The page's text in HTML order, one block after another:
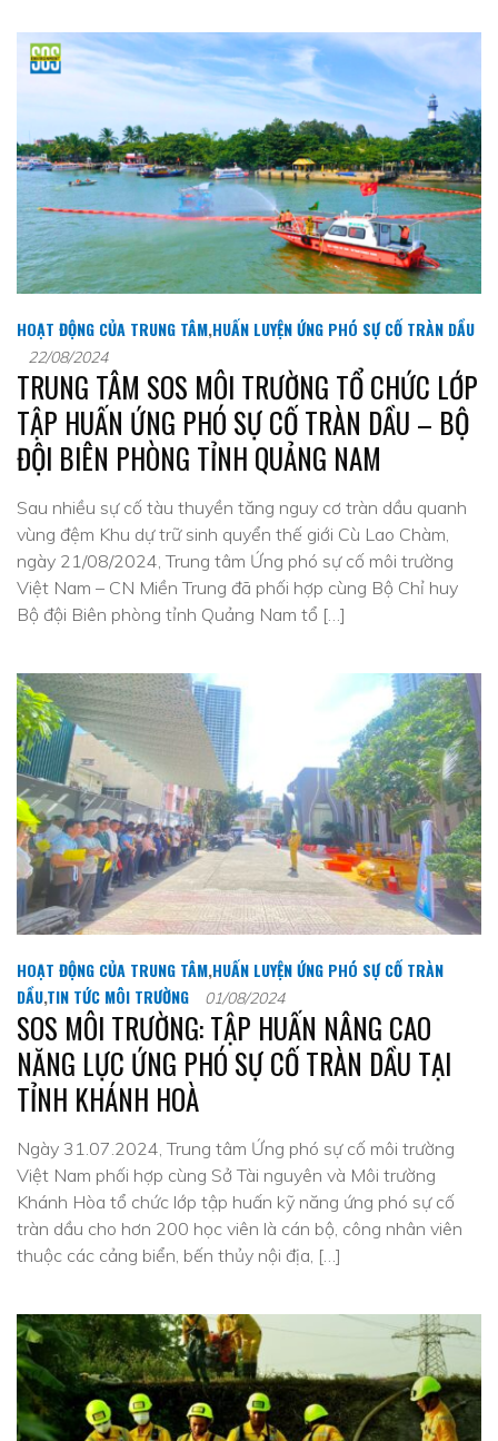
HOẠT ĐỘNG CỦA TRUNG TÂM,HUẤN LUYỆN ỨNG PHÓ SỰ CỐ TRÀN DẦU
22/08/2024
TRUNG TÂM SOS MÔI TRƯỜNG TỔ CHỨC LỚP
TẬP HUẤN ỨNG PHÓ SỰ CỐ TRÀN DẦU – BỘ
ĐỘI BIÊN PHÒNG TỈNH QUẢNG NAM
Sau nhiều sự cố tàu thuyền tăng nguy cơ tràn dầu quanh
vùng đệm Khu dự trữ sinh quyển thế giới Cù Lao Chàm,
ngày 21/08/2024, Trung tâm Ứng phó sự cố môi trường
Việt Nam – CN Miền Trung đã phối hợp cùng Bộ Chỉ huy
Bộ đội Biên phòng tỉnh Quảng Nam tổ […]
HOẠT ĐỘNG CỦA TRUNG TÂM,HUẤN LUYỆN ỨNG PHÓ SỰ CỐ TRÀN
DẦU,TIN TỨC MÔI TRƯỜNG 01/08/2024
SOS MÔI TRƯỜNG: TẬP HUẤN NÂNG CAO
NĂNG LỰC ỨNG PHÓ SỰ CỐ TRÀN DẦU TẠI
TỈNH KHÁNH HOÀ
Ngày 31.07.2024, Trung tâm Ứng phó sự cố môi trường
Việt Nam phối hợp cùng Sở Tài nguyên và Môi trường
Khánh Hòa tổ chức lớp tập huấn kỹ năng ứng phó sự cố
tràn dầu cho hơn 200 học viên là cán bộ, công nhân viên
thuộc các cảng biển, bến thủy nội địa, […]